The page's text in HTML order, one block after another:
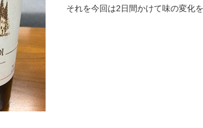
それを今回は2日間かけて味の変化